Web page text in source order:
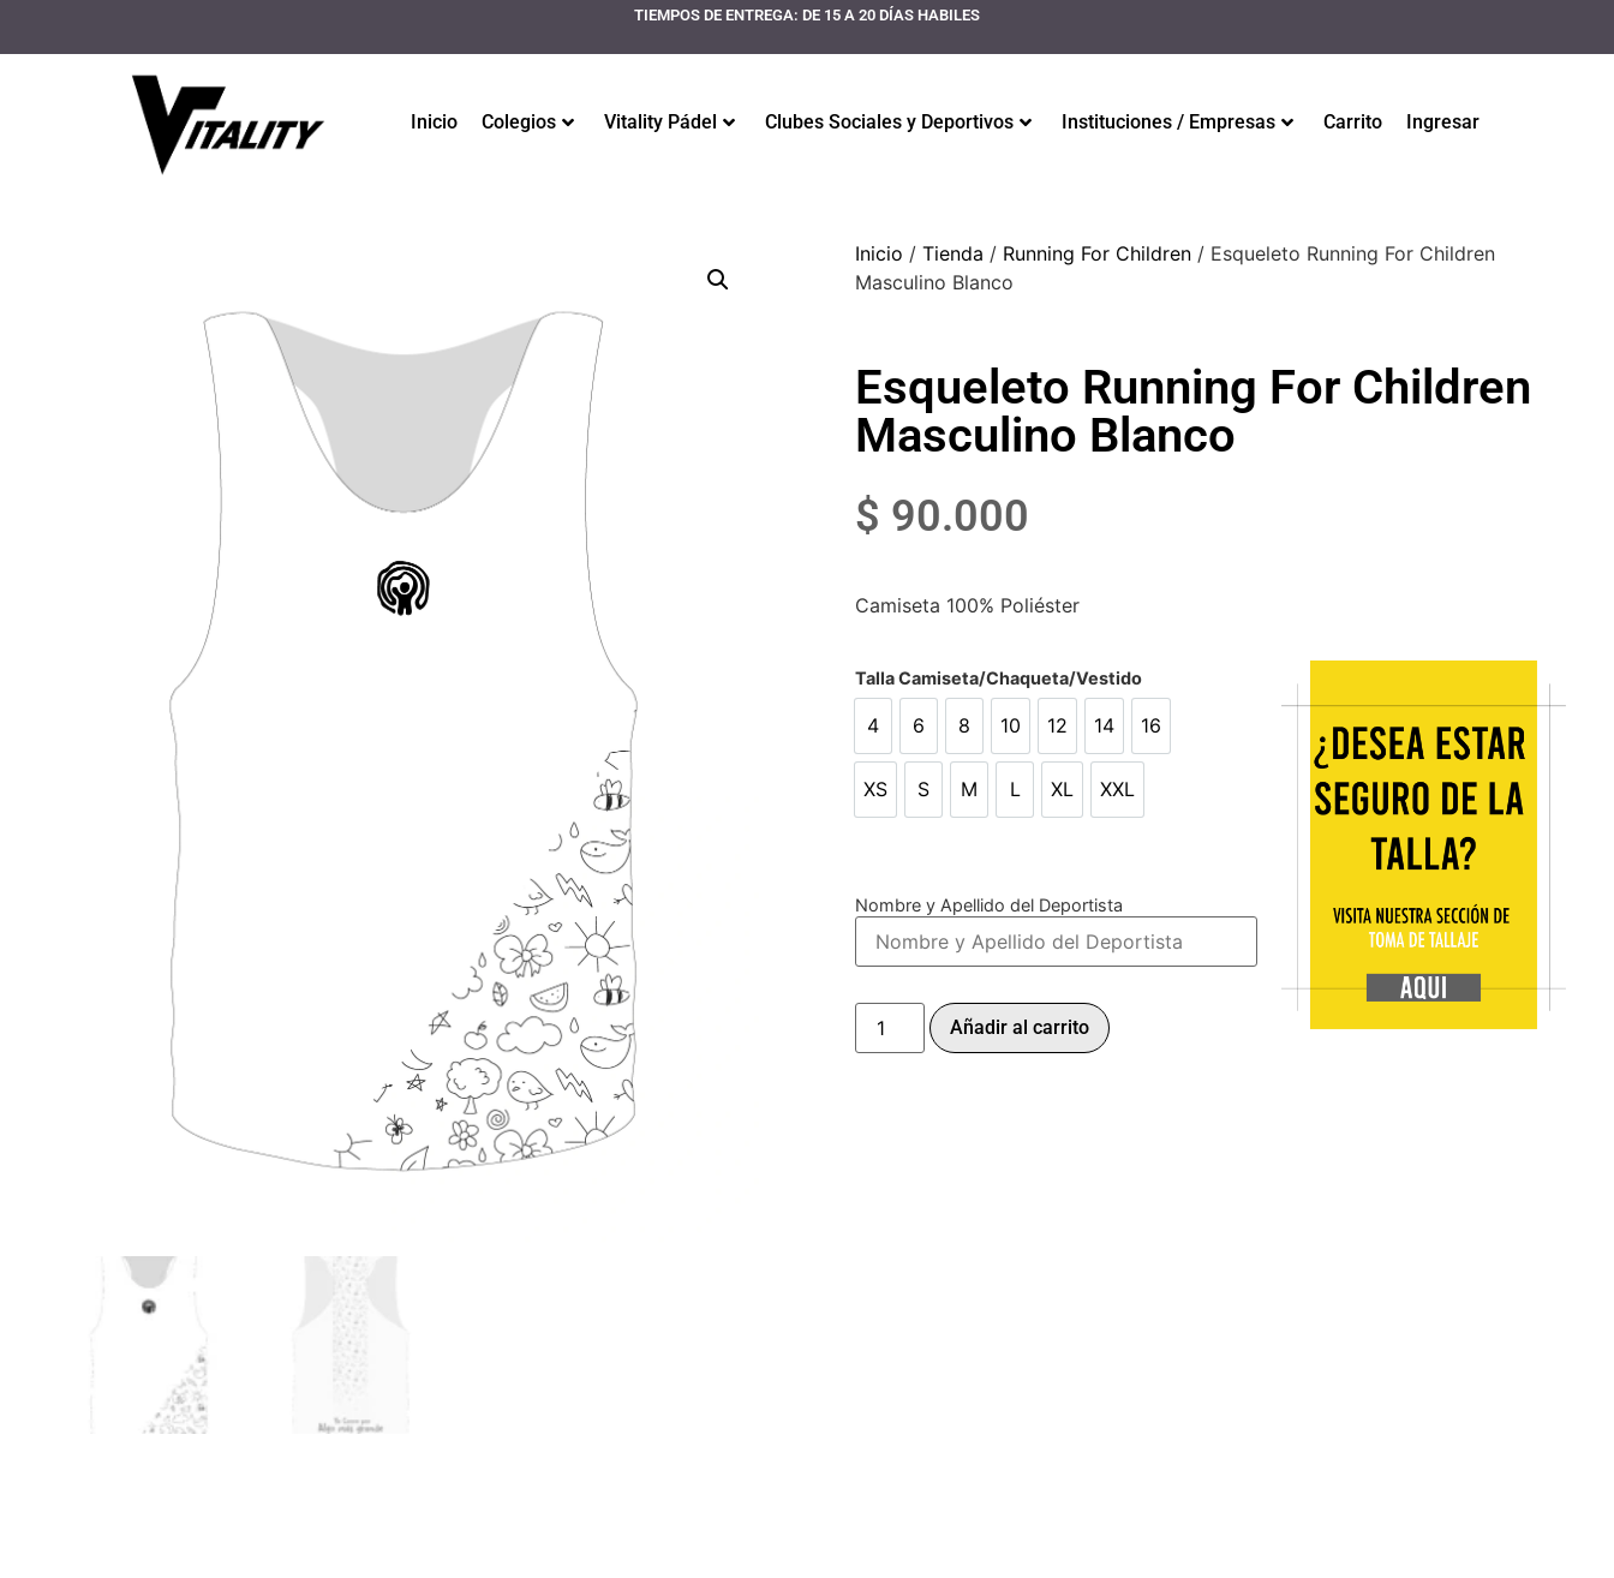
TIEMPOS DE ENTREGA: DE 15 A 20 DÍAS HABILES
Inicio Colegios Vitality Pádel Clubes Sociales y Deportivos Instituciones / Empresas Carrito Ingresar
Inicio / Tienda / Running For Children / Esqueleto Running For Children
Masculino Blanco
Esqueleto Running For Children
Masculino Blanco
$ 90.000
Camiseta 100% Poliéster
Talla Camiseta/Chaqueta/Vestido
4 6 8
8
10 12 14 16
XS
XS
S
S
M L XL XXL
Nombre y Apellido del Deportista
Añadir al carrito